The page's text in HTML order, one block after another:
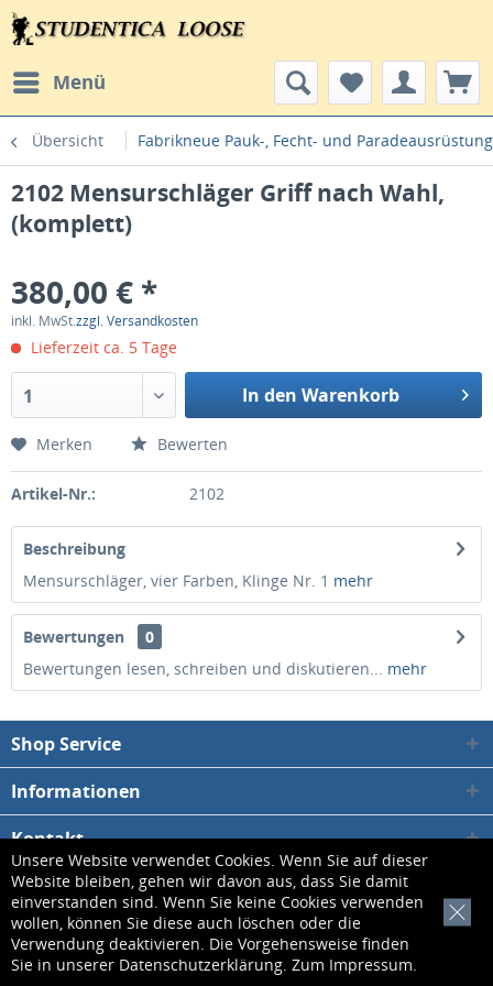
Unsere Website verwendet Cookies. Wenn Sie auf dieser
Website bleiben, gehen wir davon aus, dass Sie damit
einverstanden sind. Wenn Sie keine Cookies verwenden
wollen, können Sie diese auch löschen oder die
Verwendung deaktivieren. Die Vorgehensweise finden
Sie in unserer Datenschutzerklärung. Zum Impressum.
[x]
Menü
Übersicht Fabrikneue Pauk-, Fecht- und
2102 Mensurschläger Griff nach Wahl,
(komplett)
380,00 € *
inkl. MwSt.zzgl. Versandkosten
Lieferzeit ca. 5 Tage
1 In den Warenkorb
Merken Bewerten
Artikel-Nr.: 2102
Beschreibung
Mensurschläger, vier Farben, Klinge Nr. 1 mehr
Bewertungen
0
Bewertungen lesen, schreiben und diskutieren... mehr
Shop Service
Informationen
Kontakt
* Alle Preise inkl. gesetzl. Mehrwertsteuer zzgl.Versandkosten, wenn nicht
anders beschrieben
Kontakt Datenschutzerklärung AGB Impressum